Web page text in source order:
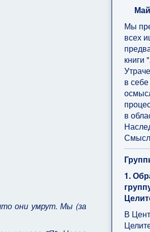
они умрут. Мы (за
Мы
всех
книги
в
в
1.
В